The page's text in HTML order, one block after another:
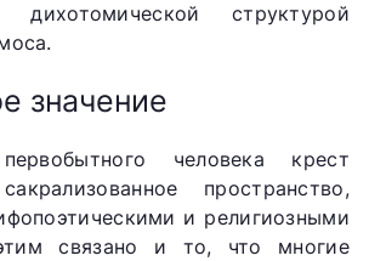
дихотомической структурой
значение
человека крест
пространство,
и религиозными
связано и то, что многие